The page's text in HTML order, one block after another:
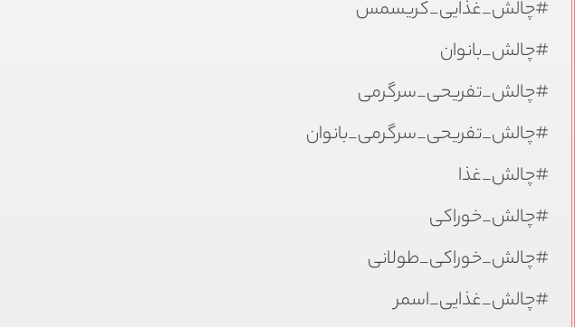
#چالش_غذایی_کریسمس
#چالش_بانوان
#چالش_تفریحی_سرگرمی
#چالش_تفریحی_سرگرمی_بانوان
#چالش_غذا
#چالش_خوراکی
#چالش_خوراکی_طولانی
#چالش_غذایی_اسمر